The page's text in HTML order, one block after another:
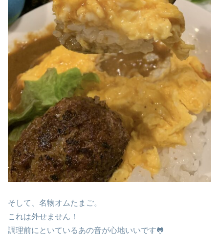
そして、名物オムたまご。
これは外せません！
調理前にといているあの音が心地いいです🐸